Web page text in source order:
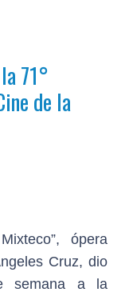
71°
de la
ópera
Cruz, dio
semana a la